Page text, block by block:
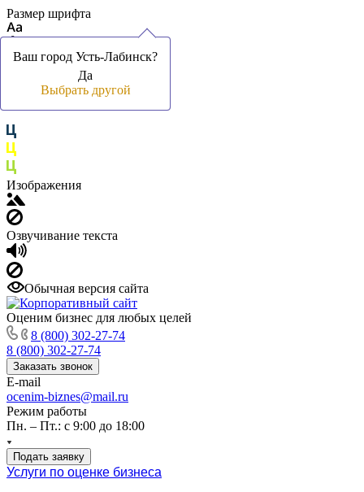
Размер шрифта
Цвет фона и шрифта
Изображения
Озвучивание текста
Обычная версия сайта
Оценим бизнес для любых целей
8 (800) 302-27-74
8 (800) 302-27-74
Заказать звонок
E-mail
ocenim-biznes@mail.ru
Режим работы
Пн. – Пт.: с 9:00 до 18:00
Подать заявку
Услуги по оценке бизнеса
Ваш город Усть-Лабинск?
Да
Выбрать другой
Ваш город Усть-Лабинск?
Да
Выбрать другой